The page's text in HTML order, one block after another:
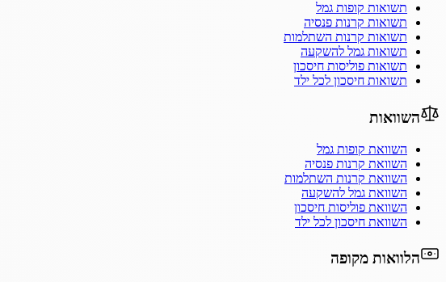
תשואות קופות גמל
תשואות קרנות פנסיה
תשואות קרנות השתלמות
תשואות גמל להשקעה
תשואות פוליסות חיסכון
תשואות חיסכון לכל ילד
השוואות
השוואת קופות גמל
השוואת קרנות פנסיה
השוואת קרנות השתלמות
השוואת גמל להשקעה
השוואת פוליסות חיסכון
השוואת חיסכון לכל ילד
הלוואות מקופה